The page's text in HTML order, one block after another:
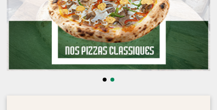
NOS PANINIS
NOS SALADES
NOS DESSERTS